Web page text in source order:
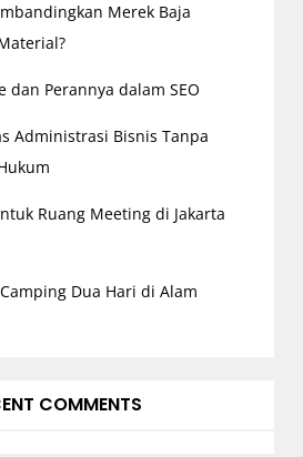
Merek Baja
dan Perannya dalam SEO
Administrasi Bisnis Tanpa
Ruang Meeting di Jakarta
Dua Hari di Alam
COMMENTS